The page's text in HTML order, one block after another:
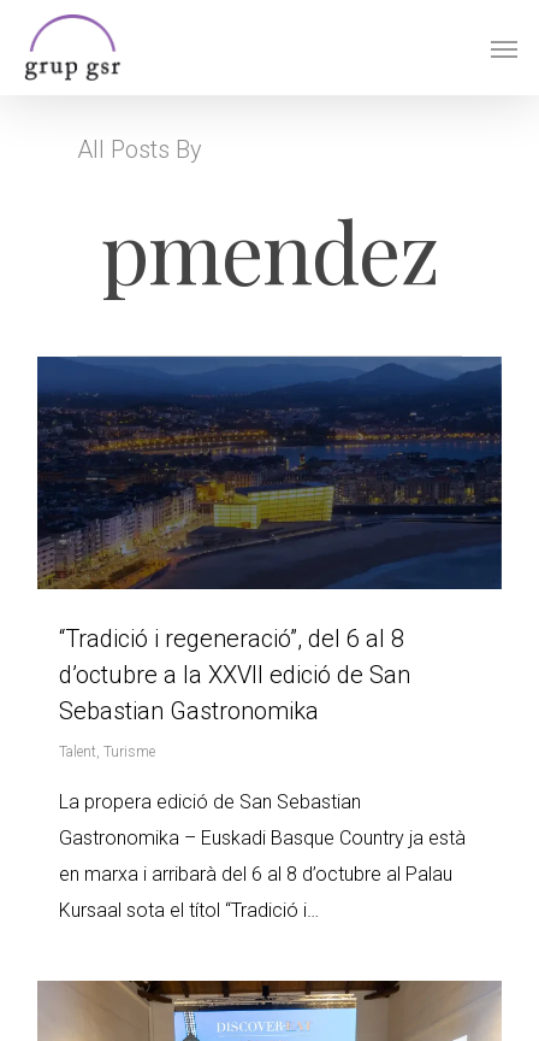
main
All Posts By
pmendez
“Tradició i regeneració”, del 6 al 8
d’octubre a la XXVII edició de San
Sebastian Gastronomika
Talent, Turisme
La propera edició de San Sebastian
Gastronomika – Euskadi Basque Country ja està
en marxa i arribarà del 6 al 8 d’octubre al Palau
Kursaal sota el títol “Tradició i…